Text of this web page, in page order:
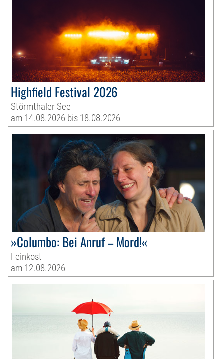
Highfield Festival 2026
Störmthaler See
am 14.08.2026 bis 18.08.2026
»Columbo: Bei Anruf – Mord!«
Feinkost
am 12.08.2026